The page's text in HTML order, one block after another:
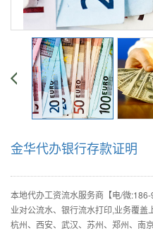
金华代办银行存款证明
本地代办工资流水服务商【电/微
业对公流水、银行流水打印,业务覆盖
杭州、西安、武汉、苏州、郑州、南